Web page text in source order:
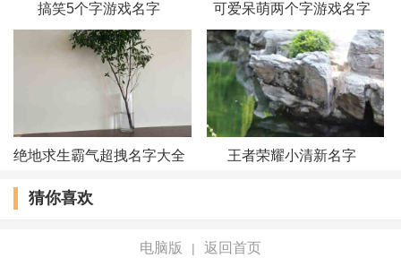
搞笑5个字游戏名字 可爱呆萌两个字游戏名字
绝地求生霸气超拽名字大全 王者荣耀小清新名字
猜你喜欢
电脑版 | 返回首页